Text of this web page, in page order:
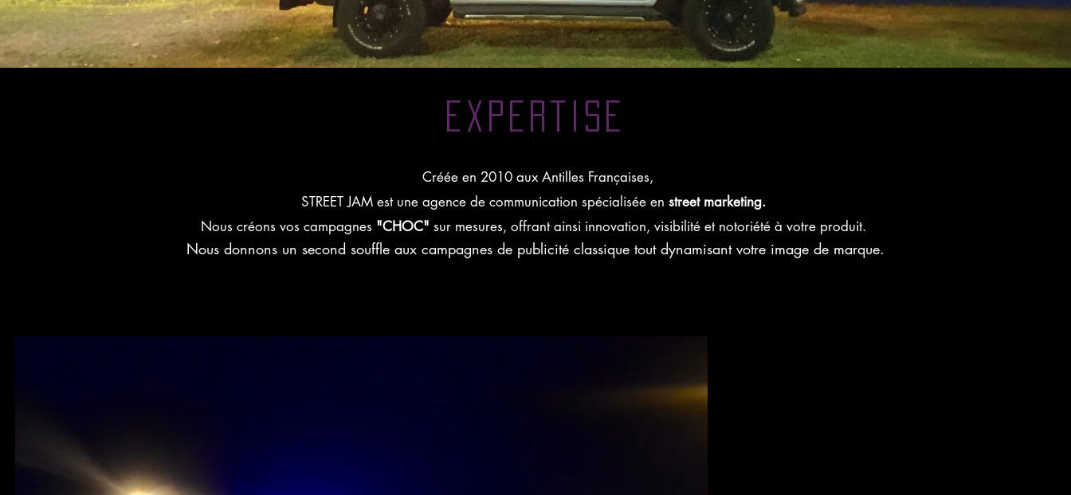
expertise
Créée en 2010 aux Antilles Françaises,
STREET JAM est une agence de communication spécialisée en street marketing.
Nous créons vos campagnes "CHOC" sur mesures, offrant ainsi innovation, visibilité et notoriété à votre produit.
Nous donnons un second souffle aux campagnes de publicité classique tout dynamisant votre image de marque.